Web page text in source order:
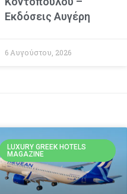
Εκδόσεις Αυγέρη
6 Αυγούστου, 2026
LUXURY GREEK HOTELS
MAGAZINE